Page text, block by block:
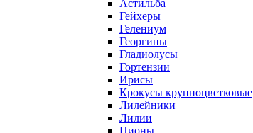
Астильба
Гейхеры
Гелениум
Георгины
Гладиолусы
Гортензии
Ирисы
Крокусы крупноцветковые
Лилейники
Лилии
Пионы